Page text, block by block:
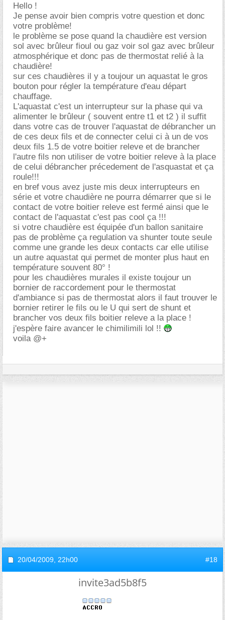
Hello !
Je pense avoir bien compris votre question et donc
votre problème!
le problème se pose quand la chaudière est version
sol avec brûleur fioul ou gaz voir sol gaz avec brûleur
atmosphérique et donc pas de thermostat relié à la
chaudière!
sur ces chaudières il y a toujour un aquastat le gros
bouton pour régler la température d'eau départ
chauffage.
L'aquastat c'est un interrupteur sur la phase qui va
alimenter le brûleur ( souvent entre t1 et t2 ) il suffit
dans votre cas de trouver l'aquastat de débrancher un
de ces deux fils et de connecter celui ci à un de vos
deux fils 1.5 de votre boitier releve et de brancher
l'autre fils non utiliser de votre boitier releve à la place
de celui débrancher précedement de l'asquastat et ça
roule!!!
en bref vous avez juste mis deux interrupteurs en
série et votre chaudière ne pourra démarrer que si le
contact de votre boitier releve est fermé ainsi que le
contact de l'aquastat c'est pas cool ça !!!
si votre chaudière est équipée d'un ballon sanitaire
pas de problème ça regulation va shunter toute seule
comme une grande les deux contacts car elle utilise
un autre aquastat qui permet de monter plus haut en
température souvent 80° !
pour les chaudières murales il existe toujour un
bornier de raccordement pour le thermostat
d'ambiance si pas de thermostat alors il faut trouver le
bornier retirer le fils ou le U qui sert de shunt et
brancher vos deux fils boitier releve a la place !
j'espère faire avancer le chimilimili lol !!
voila @+
20/04/2009, 22h00 #18
invite3ad5b8f5